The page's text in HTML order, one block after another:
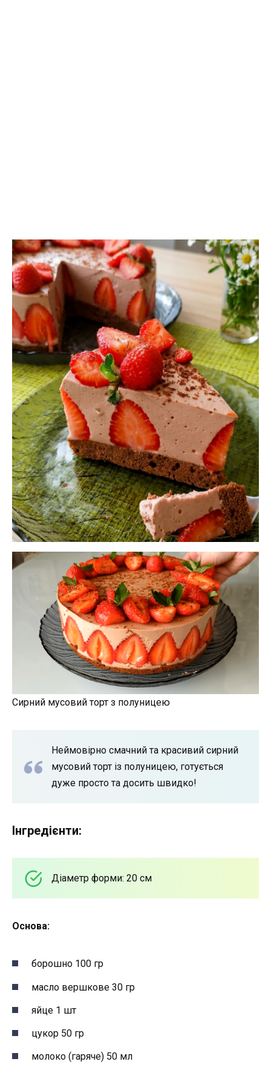
Сирний мусовий торт з полуницею
Неймовірно смачний та красивий сирний
мусовий торт із полуницею, готується
дуже просто та досить швидко!
Інгредієнти:
Діаметр форми: 20 см
Основа:
борошно 100 гр
масло вершкове 30 гр
яйце 1 шт
цукор 50 гр
молоко (гаряче) 50 мл